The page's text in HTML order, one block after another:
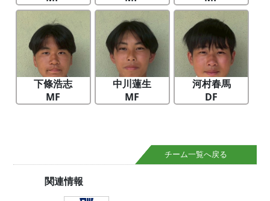
下條浩志
MF
中川蓮生
MF
河村春馬
DF
チーム一覧へ戻る
関連情報